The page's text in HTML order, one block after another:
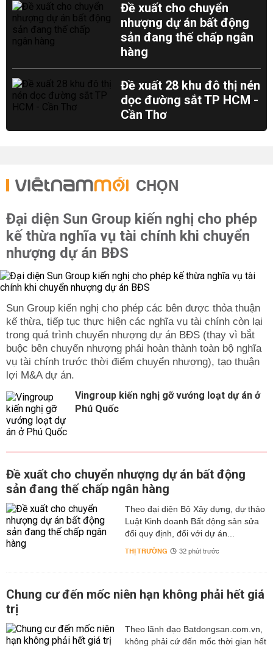
Đề xuất cho chuyển
nhượng dự án bất động
sản đang thế chấp ngân
hàng
Đề xuất 28 khu đô thị nén
dọc đường sắt TP HCM -
Cần Thơ
CHỌN
Đại diện Sun Group kiến nghị cho phép
kế thừa nghĩa vụ tài chính khi chuyển
nhượng dự án BĐS
Sun Group kiến nghị cho phép các bên được thỏa thuận
kế thừa, tiếp tục thực hiện các nghĩa vụ tài chính còn lại
trong quá trình chuyển nhượng dự án BĐS (thay vì bắt
buộc bên chuyển nhượng phải hoàn thành toàn bộ nghĩa
vụ tài chính trước thời điểm chuyển nhượng), tạo thuận
lợi M&A dự án.
Vingroup kiến nghị gỡ vướng loạt dự án ở
Phú Quốc
Đề xuất cho chuyển nhượng dự án bất động
sản đang thế chấp ngân hàng
Theo đại diện Bộ Xây dựng, dự thảo
Luật Kinh doanh Bất động sản sửa
đổi quy định, đối với dự án...
THỊ TRƯỜNG 32 phút trước
Chung cư đến mốc niên hạn không phải hết giá
trị
Theo lãnh đạo Batdongsan.com.vn,
không phải cứ đến mốc thời gian hết